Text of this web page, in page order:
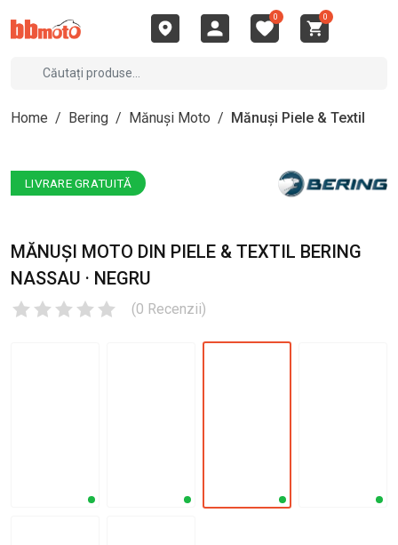
0 0
Home / Bering / Mănuși Moto / Mănuși Piele & Textil
LIVRARE GRATUITĂ
MĂNUȘI MOTO DIN PIELE & TEXTIL BERING
NASSAU · NEGRU
(0 Recenzii)